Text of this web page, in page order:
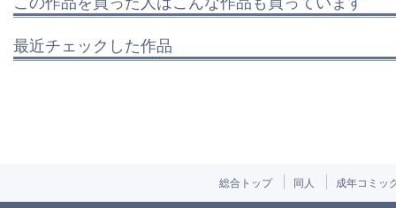
最近チェックした作品
総合トップ 同人 成年コミッ